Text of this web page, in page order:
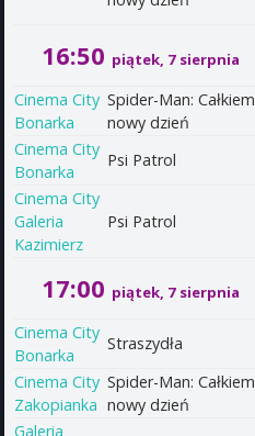
16:50 piątek, 7 sierpnia
Cinema City
Bonarka
Spider-Man: Całkiem
nowy dzień
Cinema City
Bonarka
Psi Patrol
Cinema City
Galeria
Kazimierz
Psi Patrol
17:00 piątek, 7 sierpnia
Cinema City
Bonarka
Straszydła
Cinema City
Zakopianka
Spider-Man: Całkiem
nowy dzień
Galeria